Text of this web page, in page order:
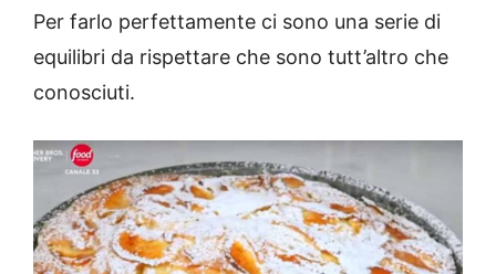
Per farlo perfettamente ci sono una serie di
equilibri da rispettare che sono tutt’altro che
conosciuti.